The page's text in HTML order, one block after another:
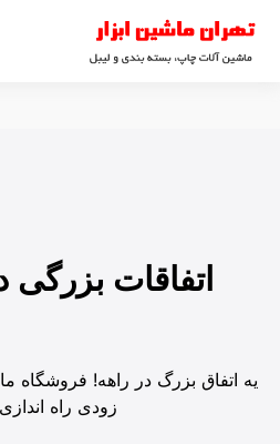
اتفاقات
یه اتفاق بزرگ در راهه!
زودی راه